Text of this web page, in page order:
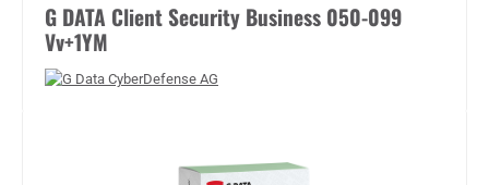
G DATA Client Security Business 050-099
Vv+1YM